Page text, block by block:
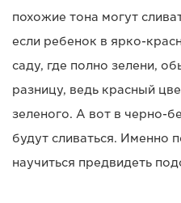
похожие тона могут
если ребенок в ярко-
саду, где полно зелени,
разницу, ведь красный
зеленого. А вот в черно-
будут сливаться. Именно
научиться предвидеть